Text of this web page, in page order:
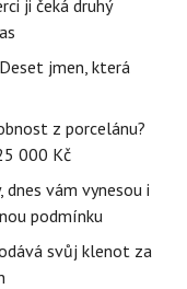
ji čeká druhý
jmen, která
z porcelánu?
000 Kč
vám vynesou i
podmínku
svůj klenot za